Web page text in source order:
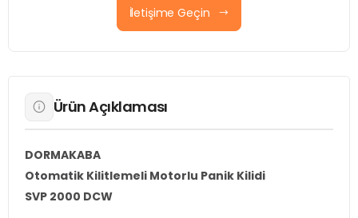
İletişime Geçin
Ürün Açıklaması
DORMAKABA
Otomatik Kilitlemeli Motorlu Panik Kilidi
SVP 2000 DCW